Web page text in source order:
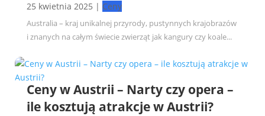
25 kwietnia 2025 | Ceny
Australia – kraj unikalnej przyrody, pustynnych krajobrazów
i znanych na całym świecie zwierząt jak kangury czy koale...
Ceny w Austrii – Narty czy opera –
ile kosztują atrakcje w Austrii?